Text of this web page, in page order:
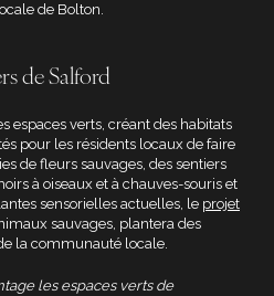
de Bolton.
de Salford
espaces verts, créant des habitats
pour les résidents locaux de faire
de fleurs sauvages, des sentiers
à oiseaux et à chauves-souris et
sensorielles actuelles, le projet
sauvages, plantera des
la communauté locale.
les espaces verts de